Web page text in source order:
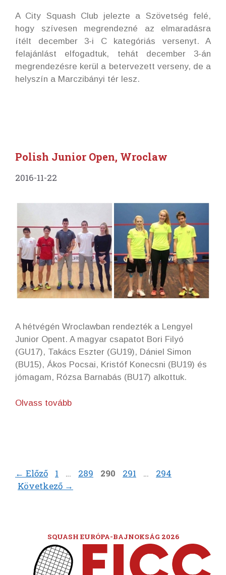
A City Squash Club jelezte a Szövetség felé,
hogy szívesen megrendezné az elmaradásra
ítélt december 3-i C kategóriás versenyt. A
felajánlást elfogadtuk, tehát december 3-án
megrendezésre kerül a betervezett verseny, de a
helyszín a Marczibányi tér lesz.
Polish Junior Open, Wroclaw
2016-11-22
A hétvégén Wroclawban rendezték a Lengyel
Junior Opent. A magyar csapatot Bori Filyó
(GU17), Takács Eszter (GU19), Dániel Simon
(BU15), Ákos Pocsai, Kristóf Konecsni (BU19) és
jómagam, Rózsa Barnabás (BU17) alkottuk.
Olvass tovább
← Előző Oldal
1 … Oldal
289 Oldal
290 Oldal
291 … Oldal
294
Következő →
SQUASH EURÓPA-BAJNOKSÁG 2026